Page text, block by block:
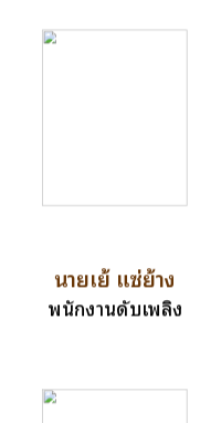
นายเย้ แซ่ย้าง
พนักงานดับเพลิง